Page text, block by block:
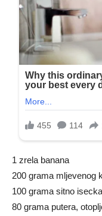
1 zrela banana
200 grama mljevenog
100 grama sitno
80 grama putera,